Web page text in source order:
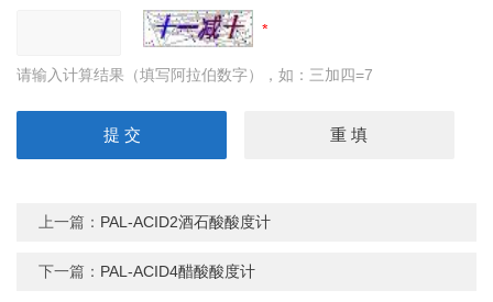
请输入计算结果（填写阿拉伯数字），如：三加四=7
上一篇： PAL-ACID2酒石酸酸度计
下一篇： PAL-ACID4醋酸酸度计